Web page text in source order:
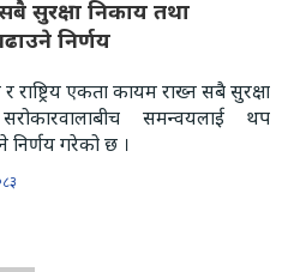
सुरक्षा निकाय तथा
निर्णय
राष्ट्रिय एकता कायम राख्न सबै सुरक्षा
समन्वयलाई थप
निर्णय गरेको छ ।